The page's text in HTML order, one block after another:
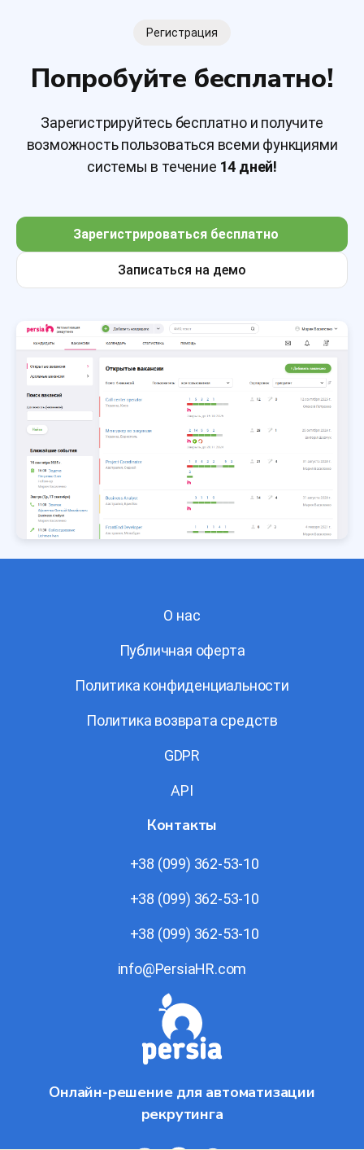
Регистрация
Попробуйте бесплатно!
Зарегистрируйтесь бесплатно и получите
возможность пользоваться всеми функциями
системы в течение 14 дней!
Зарегистрироваться бесплатно
Записаться на демо
Онлайн-решение для автоматизации
рекрутинга
О нас
Публичная оферта
Политика конфиденциальности
Политика возврата средств
GDPR
API
Контакты
+38 (099) 362-53-10
+38 (099) 362-53-10
+38 (099) 362-53-10
info@PersiaHR.com